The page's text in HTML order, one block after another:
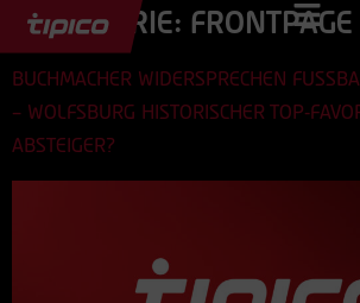
KATEGORIE: FRONTPAGE
BUCHMACHER WIDERSPRECHEN
WOLFSBURG HISTORISCHER TOP-
BSTEIGER?